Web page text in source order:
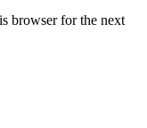
browser for the next